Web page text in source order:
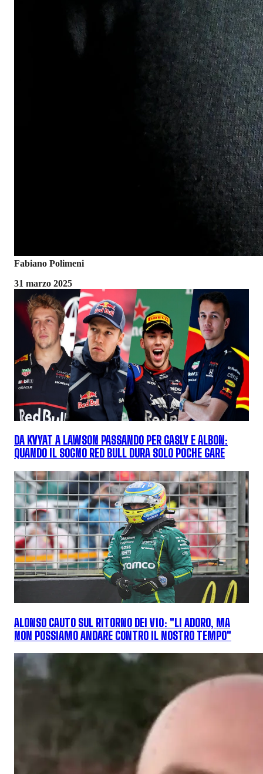
Fabiano Polimeni
31 marzo 2025
DA KVYAT A LAWSON PASSANDO PER GASLY E ALBON:
QUANDO IL SOGNO RED BULL DURA SOLO POCHE GARE
ALONSO CAUTO SUL RITORNO DEI V10: "LI ADORO, MA
NON POSSIAMO ANDARE CONTRO IL NOSTRO TEMPO"